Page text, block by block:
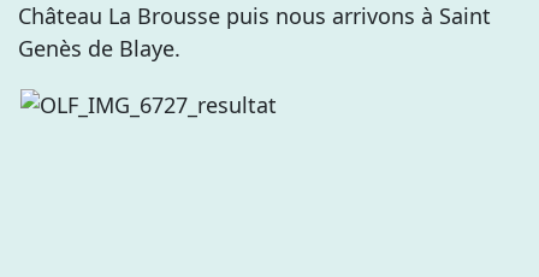
Château La Brousse puis nous arrivons à Saint
Genès de Blaye.